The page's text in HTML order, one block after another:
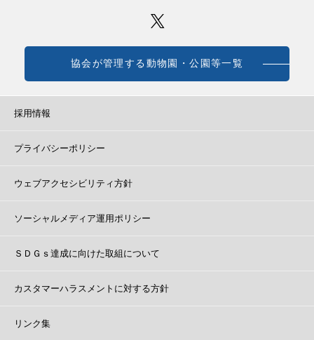
協会が管理する動物園・公園等一覧
採用情報
プライバシーポリシー
ウェブアクセシビリティ方針
ソーシャルメディア運用ポリシー
ＳＤＧｓ達成に向けた取組について
カスタマーハラスメントに対する方針
リンク集